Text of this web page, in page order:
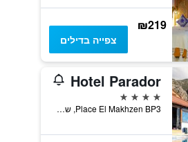
₪219
צפייה בדילים
Hotel Parador
4 כוכבים
Place El Makhzen BP3, שפשואן, מרוקו